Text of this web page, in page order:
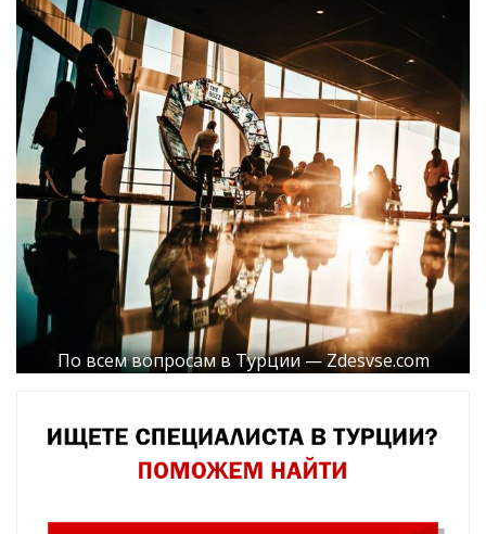
По всем вопросам в Турции — Zdesvse.com